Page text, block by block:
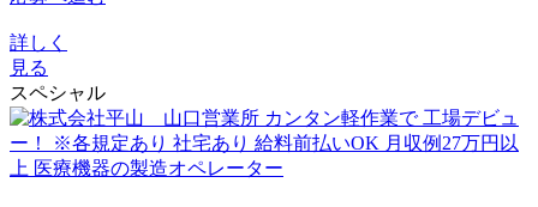
詳しく
見る
スペシャル